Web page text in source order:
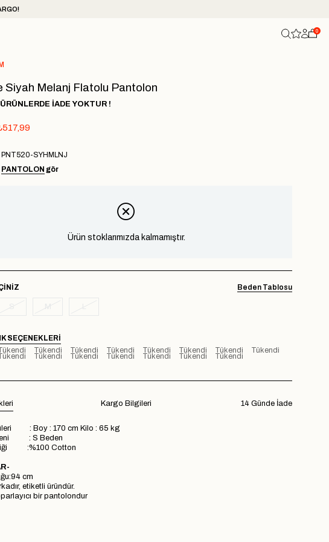
0
Siyah Melanj Flatolu Pantolon
İADE YOKTUR !
PNT520-SYHMLNJ
PANTOLON gör
Ürün stoklarımızda kalmamıştır.
Beden Tablosu
SEÇENEKLERI
Tükendi Tükendi Tükendi Tükendi Tükendi Tükendi Tükendi
Tükendi Tükendi Tükendi Tükendi Tükendi Tükendi
14 Günde İade
Kargo Bilgileri
: Boy : 170 cm Kilo : 65 kg
: S Beden
:%100 Cotton
cm
etiketli üründür.
bir pantolondur